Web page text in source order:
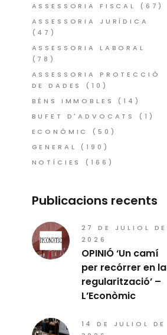
ASSESSORIA FISCAL
(67)
ASSESSORIA JURÍDICA
(47)
ASSESSORIA LABORAL
(78)
ASSESSORIA PROTECCIÓ
DE DADES
(10)
BÉNS IMMOBLES
(14)
BUFET D'ADVOCATS
(1)
ECONÒMIC
(50)
GENERAL
(190)
NOTÍCIES
(166)
Publicacions recents
27 DE JULIOL DE
2026
OPINIÓ ‘Un camí
per recórrer en la
regularització’ –
L’Econòmic
14 DE JULIOL DE